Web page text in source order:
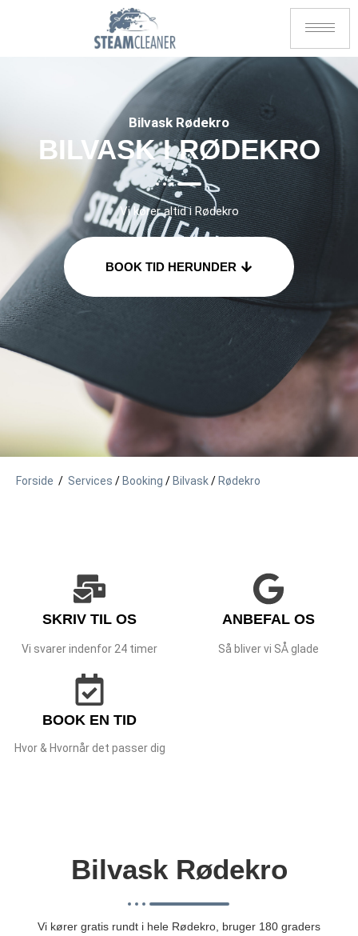
Bilvask Rødekro
BILVASK I RØDEKRO
Vi kører altid i Rødekro
BOOK TID HERUNDER
Forside / Services / Booking / Bilvask/ Rødekro
SKRIV TIL OS
Vi svarer indenfor 24 timer
ANBEFAL OS
Så bliver vi SÅ glade
BOOK EN TID
Hvor & Hvornår det passer dig
Bilvask Rødekro
Vi kører gratis rundt i hele Rødekro, bruger 180 graders